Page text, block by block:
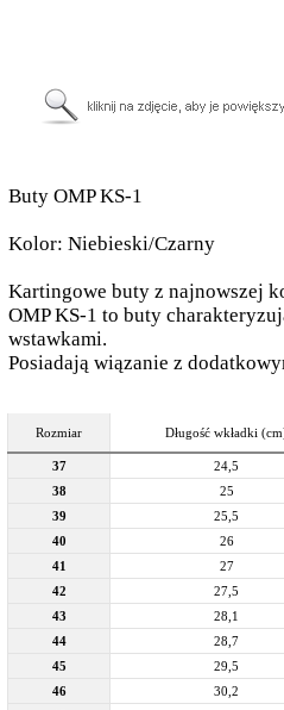
Buty OMP KS-1
Kolor: Niebieski/Czarny
Kartingowe buty z najnowszej
OMP KS-1 to buty
wstawkami.
Posiadają wiązanie z
Rozmiar Długość wkładki
37
24,5
38
25
39
25,5
40
26
41
27
42
27,5
43
28,1
44
28,7
45
29,5
46
30,2